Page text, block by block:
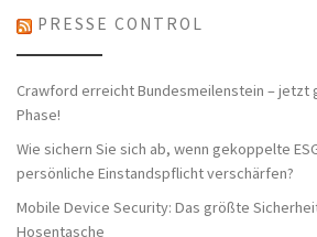
PRESSE CONTROL
Crawford erreicht Bundesmeilenstein – jetzt
Phase!
Wie sichern Sie sich ab, wenn gekoppelte
persönliche Einstandspflicht verschärfen?
Mobile Device Security: Das größte
Hosentasche